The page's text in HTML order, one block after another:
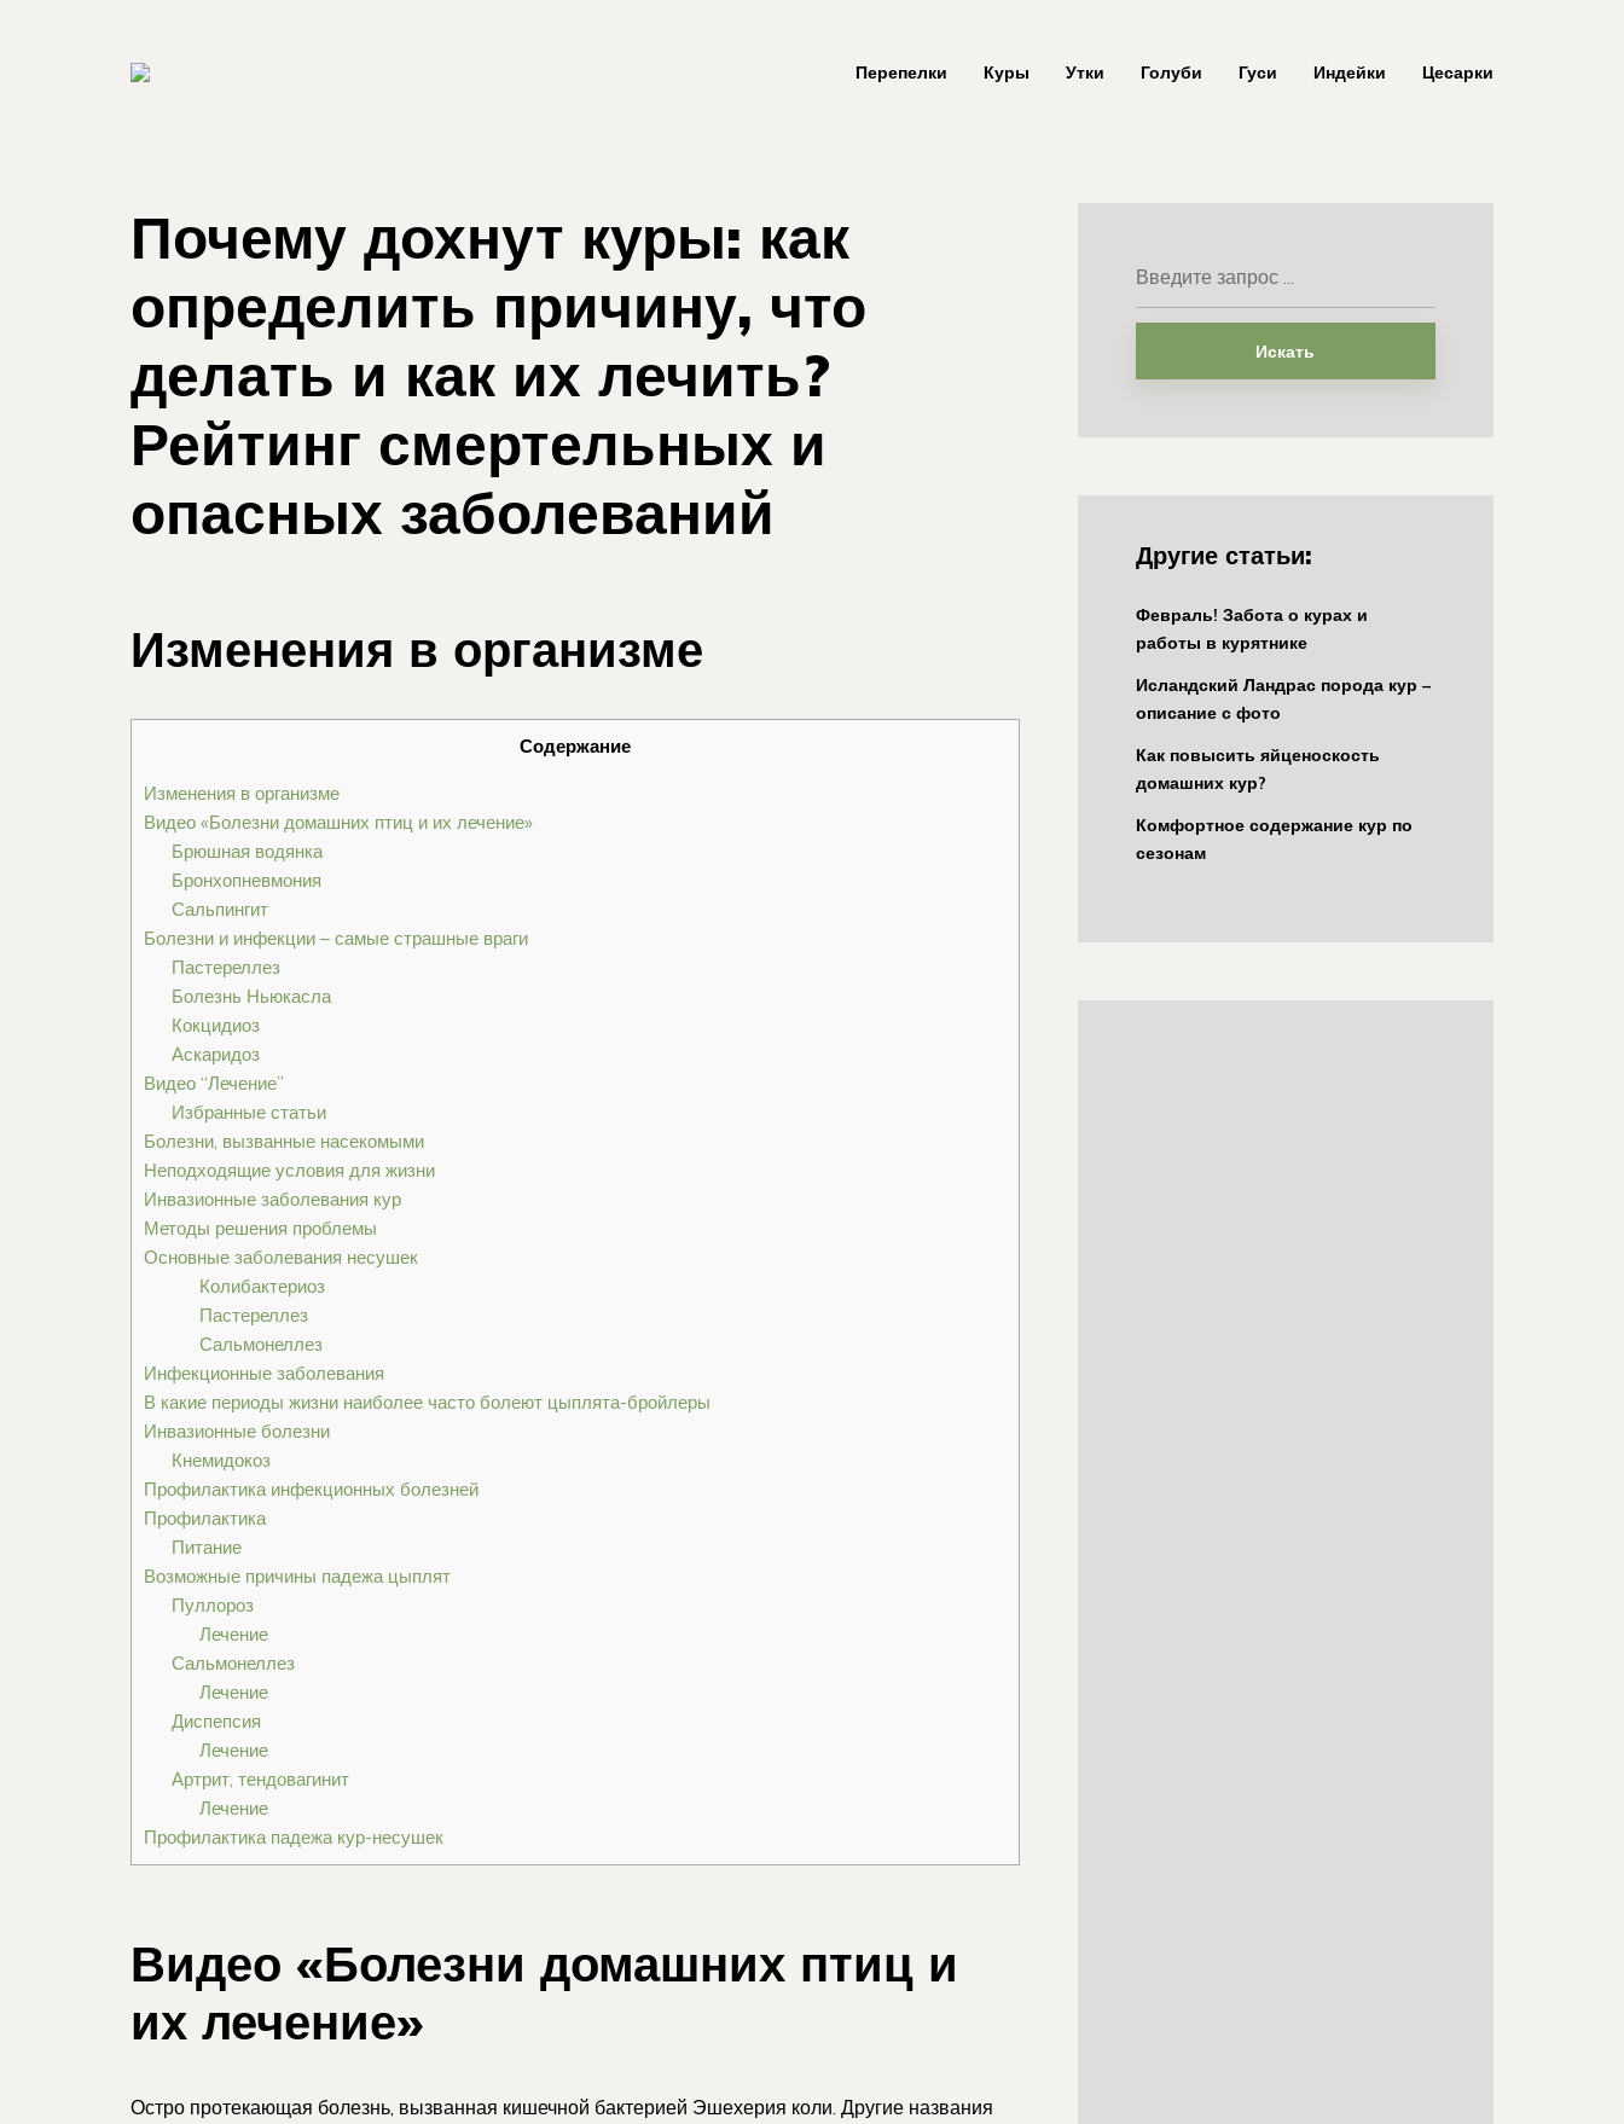
Перепелки Куры Утки Голуби Гуси Индейки Цесарки
Почему дохнут куры: как
определить причину, что
делать и как их лечить?
Рейтинг смертельных и
опасных заболеваний
Изменения в организме
Содержание
Изменения в организме
Видео «Болезни домашних птиц и их лечение»
Брюшная водянка
Бронхопневмония
Сальпингит
Болезни и инфекции – самые страшные враги
Пастереллез
Болезнь Ньюкасла
Кокцидиоз
Аскаридоз
Видео “Лечение”
Избранные статьи
Болезни, вызванные насекомыми
Неподходящие условия для жизни
Инвазионные заболевания кур
Методы решения проблемы
Основные заболевания несушек
Колибактериоз
Пастереллез
Сальмонеллез
Инфекционные заболевания
В какие периоды жизни наиболее часто болеют цыплята-бройлеры
Инвазионные болезни
Кнемидокоз
Профилактика инфекционных болезней
Профилактика
Питание
Возможные причины падежа цыплят
Пуллороз
Лечение
Сальмонеллез
Лечение
Диспепсия
Лечение
Артрит, тендовагинит
Лечение
Профилактика падежа кур-несушек
Видео «Болезни домашних птиц и
их лечение»
Остро протекающая болезнь, вызванная кишечной бактерией Эшехерия коли. Другие названия
Искать
Другие статьи:
Февраль! Забота о курах и
работы в курятнике
Исландский Ландрас порода кур –
описание с фото
Как повысить яйценоскость
домашних кур?
Комфортное содержание кур по
сезонам